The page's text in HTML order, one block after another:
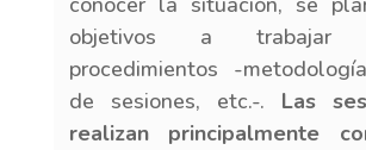
objetivos a
procedimientos -
de sesiones, etc.-. Las
realizan principalmente